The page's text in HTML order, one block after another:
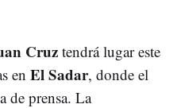
Cruz tendrá lugar este
en El Sadar, donde el
de prensa. La